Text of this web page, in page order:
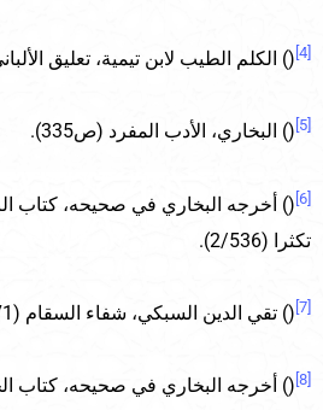
() الكلم الطيب لابن تيمية، تعليق
() البخاري، الأدب المفرد (ص335).
[6]
() أخرجه البخاري في صحيحه، كتاب
تكثرا (2/536).
() تقي الدين السبكي، شفاء السقام (171، 183 – 184).
() أخرجه البخاري في صحيحه، كتاب